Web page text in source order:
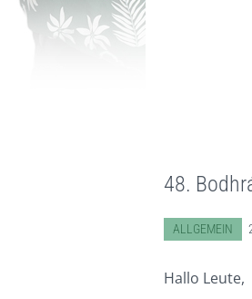
48.
ABGELEGT IN:
ALLGEMEIN
Hallo Leute,